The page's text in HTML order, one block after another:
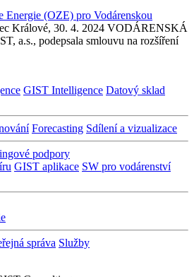
(OZE) pro Vodárenskou
Králové, 30. 4. 2024 VODÁRENSKÁ
a.s., podepsala smlouvu na rozšíření
GIST Intelligence Datový sklad
Forecasting Sdílení a vizualizace
podpory
GIST aplikace SW pro vodárenství
správa Služby